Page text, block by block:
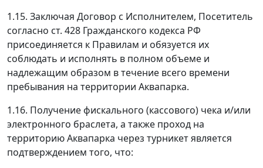
1.15. Заключая Договор с Исполнителем, Посетитель
согласно ст. 428 Гражданского кодекса РФ
присоединяется к Правилам и обязуется их
соблюдать и исполнять в полном объеме и
надлежащим образом в течение всего времени
пребывания на территории Аквапарка.
1.16. Получение фискального (кассового) чека и/или
электронного браслета, а также проход на
территорию Аквапарка через турникет является
подтверждением того, что: